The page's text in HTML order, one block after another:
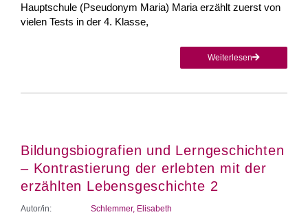
Hauptschule (Pseudonym Maria) Maria erzählt zuerst von
vielen Tests in der 4. Klasse,
Weiterlesen
Bildungsbiografien und Lerngeschichten
– Kontrastierung der erlebten mit der
erzählten Lebensgeschichte 2
Autor/in:
Schlemmer, Elisabeth